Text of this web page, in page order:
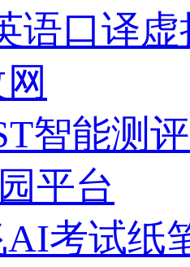
语口译
智能测
平台
考试纸